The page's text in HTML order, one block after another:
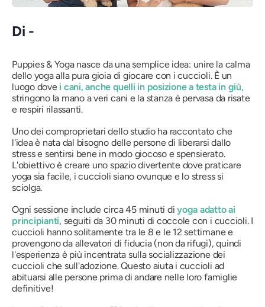
Di -
Puppies & Yoga nasce da una semplice idea: unire la calma
dello yoga alla pura gioia di giocare con i cuccioli. È un
luogo dove i cani, anche quelli in posizione a testa in giù,
stringono la mano a veri cani e la stanza è pervasa da risate
e respiri rilassanti.
Uno dei comproprietari dello studio ha raccontato che
l'idea è nata dal bisogno delle persone di liberarsi dallo
stress e sentirsi bene in modo giocoso e spensierato.
L'obiettivo è creare uno spazio divertente dove praticare
yoga sia facile, i cuccioli siano ovunque e lo stress si
sciolga.
Ogni sessione include circa 45 minuti diyoga adatto ai
principianti, seguiti da 30 minuti di coccole con i cuccioli. I
cuccioli hanno solitamente tra le 8 e le 12 settimane e
provengono da allevatori di fiducia (non da rifugi), quindi
l'esperienza è più incentrata sulla socializzazione dei
cuccioli che sull'adozione. Questo aiuta i cuccioli ad
abituarsi alle persone prima di andare nelle loro famiglie
definitive!